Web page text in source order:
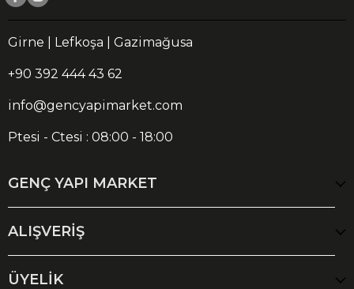
Girne | Lefkoşa | Gazimağusa
+90 392 444 43 62
info@gencyapimarket.com
Ptesi - Ctesi : 08:00 - 18:00
GENÇ YAPI MARKET
ALIŞVERİŞ
ÜYELİK